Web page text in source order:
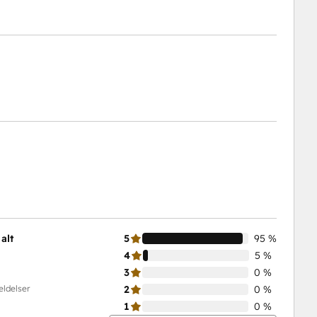
alt 5
95 %
4
5 %
3
0 %
2
0 %
1
0 %